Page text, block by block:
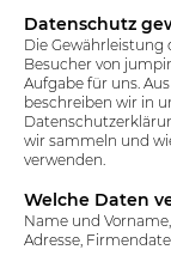
Datenschutz
Die Gewährleistung
Besucher von
Aufgabe für uns.
beschreiben wir in
wir sammeln und
verwenden.
Welche Daten
Name und
Adresse,